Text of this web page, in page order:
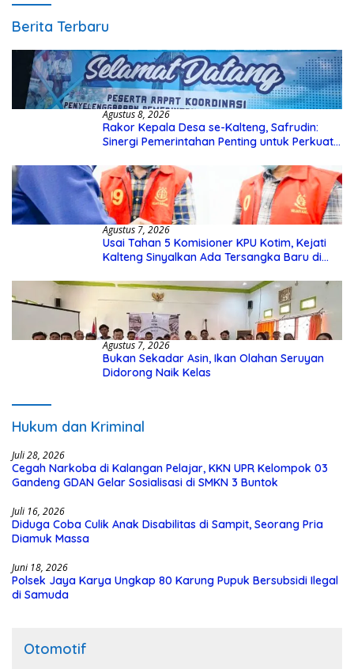
Berita Terbaru
Agustus 8, 2026
Rakor Kepala Desa se-Kalteng, Safrudin:
Sinergi Pemerintahan Penting untuk Perkuat
Agustus 7, 2026
Usai Tahan 5 Komisioner KPU Kotim, Kejati
Kalteng Sinyalkan Ada Tersangka Baru di
Agustus 7, 2026
Bukan Sekadar Asin, Ikan Olahan Seruyan
Didorong Naik Kelas
Hukum dan Kriminal
Juli 28, 2026
Cegah Narkoba di Kalangan Pelajar, KKN UPR Kelompok 03
Gandeng GDAN Gelar Sosialisasi di SMKN 3 Buntok
Juli 16, 2026
Diduga Coba Culik Anak Disabilitas di Sampit, Seorang Pria
Diamuk Massa
Juni 18, 2026
Polsek Jaya Karya Ungkap 80 Karung Pupuk Bersubsidi Ilegal
di Samuda
Otomotif